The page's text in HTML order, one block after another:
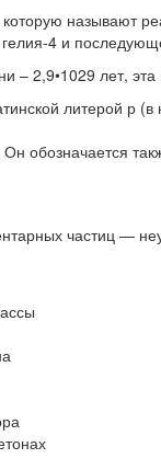
называют
4 и
– 2,9•1029 лет,
литерой р
обозначается
частиц —